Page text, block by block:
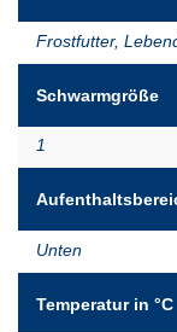
Frostfutter,
Schwarmgröße
1
Unten
Temperatur in °C